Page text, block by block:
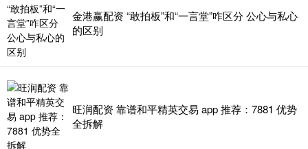
金港赢配资 “敢拍板”和“一言堂”咋区分 公心与私心
的区别
旺润配资 靠谱和平精英交易 app 推荐：7881 优势
全拆解